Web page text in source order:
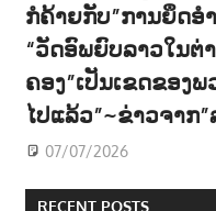
ກໍຄ້າຍກັບ”ການຍຶດອ
“ວັດອົພຍົບລາວໃນຕ່
ຄອງ”ເປັນເຂດຂອງ
ໄປແລ້ວ”~ຂ່າວຈາກ
07/07/2026
RECENT POSTS